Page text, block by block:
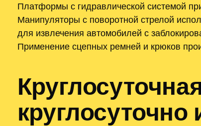
Платформы с гидравлической системой
Манипуляторы с поворотной стрелой
для извлечения автомобилей с
Применение сцепных ремней и крюков
круглосуточно